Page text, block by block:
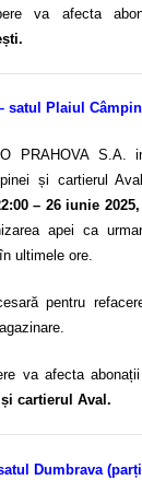
va afecta
satul Plaiul
PRAHOVA S.A.
și cartierul
– 26 iunie 2025,
apei ca
ultimele ore.
pentru
va afecta
cartierul Aval.
Dumbrava